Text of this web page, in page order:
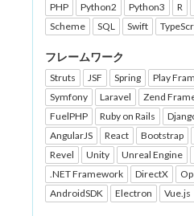
PHP
Python2 Python3 R
Scheme
SQL Swift
フレームワーク
Struts JSF Spring Play
Symfony
Laravel Zend
FuelPHP
Ruby on Rails
AngularJS
React Bootstrap
Revel
Unity Unreal Engine
.NET Framework
DirectX
AndroidSDK
Electron Vue.js